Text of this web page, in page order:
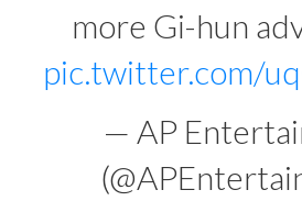
more Gi-hun
pic.twitter.com/
— AP